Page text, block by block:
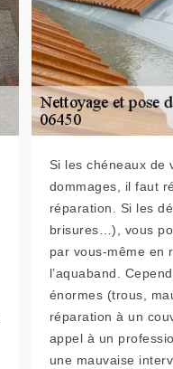
Si les chéneaux de
dommages, il faut
réparation. Si les
brisures…), vous
par vous-même en
l’aquaband.
énormes (trous,
réparation à un
appel à un
une mauvaise